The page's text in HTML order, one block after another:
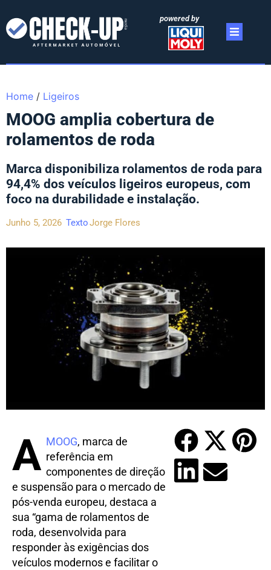
powered by
Home / Ligeiros
MOOG amplia cobertura de
rolamentos de roda
Marca disponibiliza rolamentos de roda para
94,4% dos veículos ligeiros europeus, com
foco na durabilidade e instalação.
Junho 5, 2026 TextoJorge Flores
A MOOG, marca de
referência em
componentes de direção
e suspensão para o mercado de
pós-venda europeu, destaca a
sua “gama de rolamentos de
roda, desenvolvida para
responder às exigências dos
veículos modernos e facilitar o